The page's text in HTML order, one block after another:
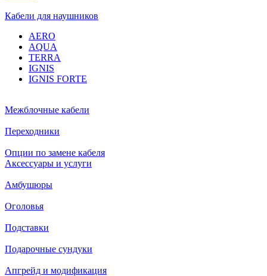
Кабели для наушников
AERO
AQUA
TERRA
IGNIS
IGNIS FORTE
Межблочные кабели
Переходники
Опции по замене кабеля
Аксессуары и услуги
Амбушюры
Оголовья
Подставки
Подарочные сундуки
Апгрейд и модификация